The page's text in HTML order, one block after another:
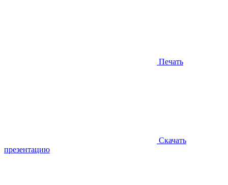
Печать
Скачать
презентацию